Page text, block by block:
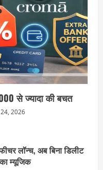
से ज्यादा की बचत
24, 2026
लॉन्च, अब बिना डिलीट
म्यूजिक